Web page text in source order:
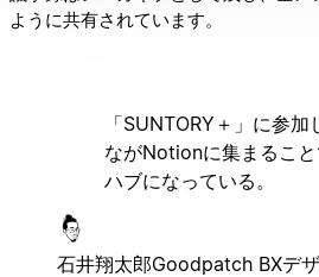
ように共有されています。
「SUNTORY＋」に参
ながNotionに集まるこ
ハブになっている。
石井翔太郎Goodpatch BXデ